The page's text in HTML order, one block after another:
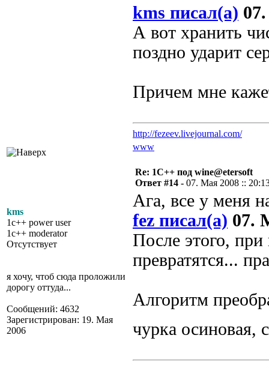
kms писал(а)
А вот хранить
поздно ударит
Причем мне
http://fezeev.livejournal.com/
www
kms
1c++ power user
1c++ moderator
Отсутствует
я хочу, чтоб сюда проложили
дорогу оттуда...
Сообщений: 4632
Зарегистрирован: 19. Мая
2006
Re: 1С++ под wine@etersoft
Ответ #14 - 07. Мая 2008 ::
Ага, все у меня
fez писал(а) 07.
После этого,
превратятся...
Алгоритм
чурка осиновая,